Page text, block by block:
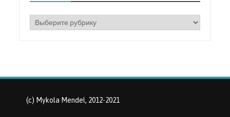
Рубрики
(c) Mykola Mendel, 2012-2021